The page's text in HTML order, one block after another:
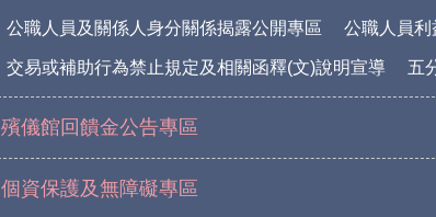
公職人員及關係人身分關係揭露公開專區 公職人員
交易或補助行為禁止規定及相關函釋(文)說明宣導 五
殯儀館回饋金公告專區
個資保護及無障礙專區